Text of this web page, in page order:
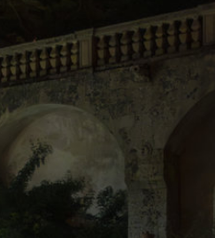
progetti che mettono in